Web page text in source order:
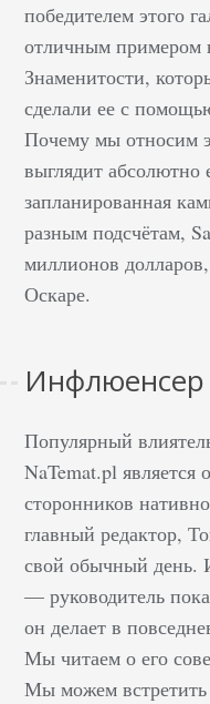
победителем этого
отличным примером
Знаменитости,
сделали ее с
Почему мы относим
выглядит абсолютно
запланированная
разным подсчётам,
миллионов
Оскаре.
Инфлюенсер
Популярный
NaTemat.pl
сторонников
главный редактор,
свой обычный день.
— руководитель
он делает в
Мы читаем о его
Мы можем встретить